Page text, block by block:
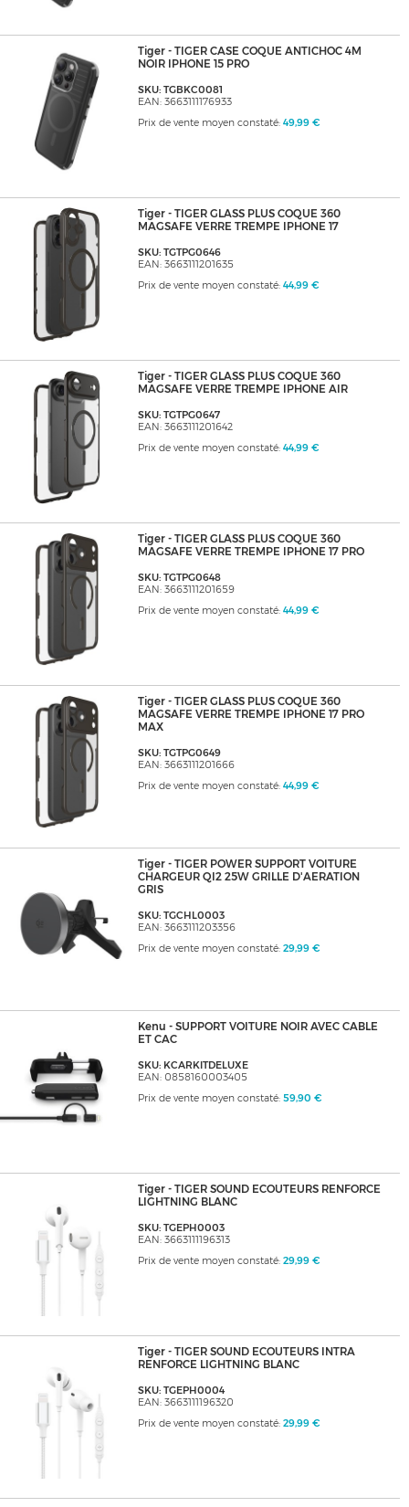
Tiger - TIGER CASE COQUE ANTICHOC 4M
NOIR IPHONE 15 PRO
SKU: TGBKC0081
EAN: 3663111176933
Prix de vente moyen constaté: 49,99 €
Tiger - TIGER GLASS PLUS COQUE 360
MAGSAFE VERRE TREMPE IPHONE 17
SKU: TGTPG0646
EAN: 3663111201635
Prix de vente moyen constaté: 44,99 €
Tiger - TIGER GLASS PLUS COQUE 360
MAGSAFE VERRE TREMPE IPHONE AIR
SKU: TGTPG0647
EAN: 3663111201642
Prix de vente moyen constaté: 44,99 €
Tiger - TIGER GLASS PLUS COQUE 360
MAGSAFE VERRE TREMPE IPHONE 17 PRO
SKU: TGTPG0648
EAN: 3663111201659
Prix de vente moyen constaté: 44,99 €
Tiger - TIGER GLASS PLUS COQUE 360
MAGSAFE VERRE TREMPE IPHONE 17 PRO
MAX
SKU: TGTPG0649
EAN: 3663111201666
Prix de vente moyen constaté: 44,99 €
Tiger - TIGER POWER SUPPORT VOITURE
CHARGEUR QI2 25W GRILLE D'AERATION
GRIS
SKU: TGCHL0003
EAN: 3663111203356
Prix de vente moyen constaté: 29,99 €
Kenu - SUPPORT VOITURE NOIR AVEC CABLE
ET CAC
SKU: KCARKITDELUXE
EAN: 0858160003405
Prix de vente moyen constaté: 59,90 €
Tiger - TIGER SOUND ECOUTEURS RENFORCE
LIGHTNING BLANC
SKU: TGEPH0003
EAN: 3663111196313
Prix de vente moyen constaté: 29,99 €
Tiger - TIGER SOUND ECOUTEURS INTRA
RENFORCE LIGHTNING BLANC
SKU: TGEPH0004
EAN: 3663111196320
Prix de vente moyen constaté: 29,99 €